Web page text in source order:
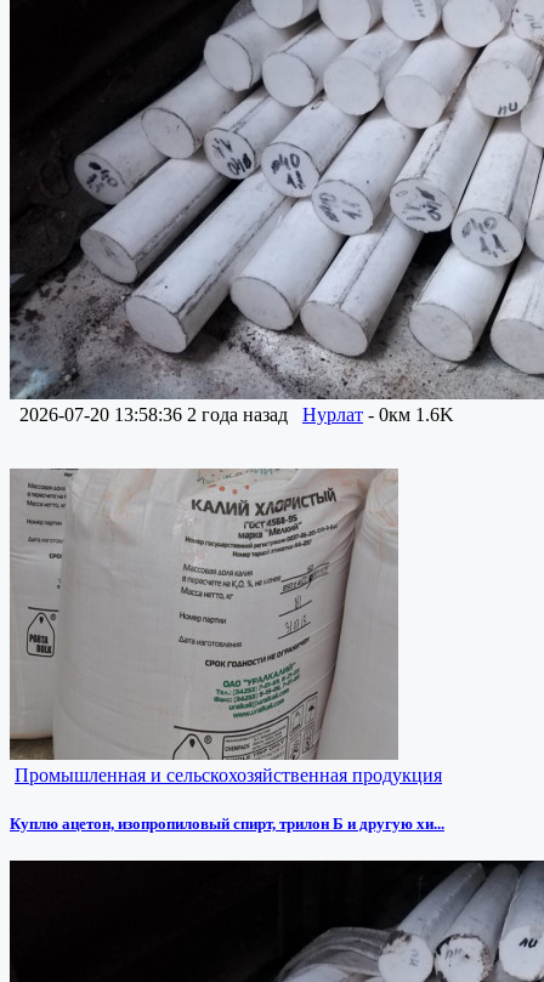
2026-07-20 13:58:36 2 года назад Нурлат - 0км 1.6K
Промышленная и сельскохозяйственная продукция
Куплю ацетон, изопропиловый спирт, трилон Б и другую хи...